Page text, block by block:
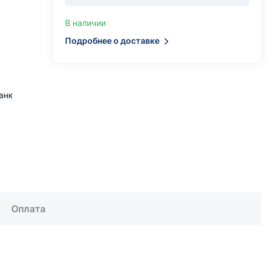
В наличии
Подробнее о доставке
Оплата